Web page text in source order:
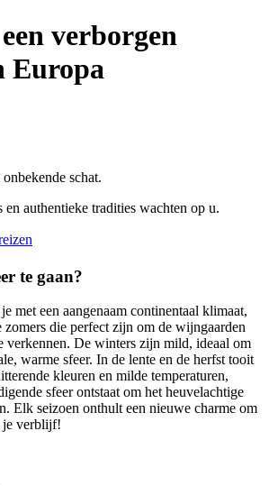
verborgen
Europa
schat.
authentieke tradities wachten op u.
te gaan?
met een aangenaam continentaal klimaat,
zomers die perfect zijn om de wijngaarden
verkennen. De winters zijn mild, ideaal om
warme sfeer. In de lente en de herfst tooit
kleuren en milde temperaturen,
sfeer ontstaat om het heuvelachtige
Elk seizoen onthult een nieuwe charme om
je verblijf!